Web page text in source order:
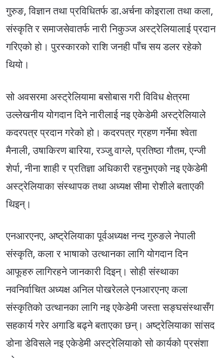
गुरुङ, विज्ञान तथा प्रविधितर्फ डा.अर्चना कोइराला तथा कला,
संस्कृति र समाजसेवातर्फ नारी निकुञ्ज अस्ट्रेलियालाई प्रदान
गरिएको हो। पुरस्कारको राशि जनही पाँच सय डलर रहेको
थियो।
सो अवसरमा अस्ट्रेलियामा बसोबास गरी विविध क्षेत्रमा
उल्लेखनीय योगदान दिने नारीलाई नइ एकेडेमी अस्ट्रेलियाले
कदरपत्र प्रदान गरेको हो। कदरपत्र ग्रहण गर्नेमा श्वेता
मैनाली, उषाकिरण बारिया, रञ्जु वाग्ले, प्रतिष्ठा गौतम, एन्जी
शेर्पा, नीना शाही र प्रतिज्ञा अधिकारी रहनुभएको नइ एकेडेमी
अस्ट्रेलियाका संस्थापक तथा अध्यक्ष सीमा रोशीले बताएकी
थिइन्।
एनआरएनए, अष्ट्रेलियाका पूर्वअध्यक्ष नन्द गुरुङले नेपाली
संस्कृति, कला र भाषाको उत्थानका लागि योगदान दिन
आफूहरु लागिरहने जानकारी दिइन्। सोही संस्थाका
नवनिर्वाचित अध्यक्ष अनिल पोखरेलले एनआरएनए कला
संस्कृतिको उत्थानका लागि नइ एकेडेमी जस्ता सङ्घसंस्थासँग
सहकार्य गरेर अगाडि बढ्ने बताएका छन्। अष्ट्रेलियाका सांसद
डोना डेविसले नइ एकेडेमी अस्ट्रेलियाको सो कार्यको प्रसंशा